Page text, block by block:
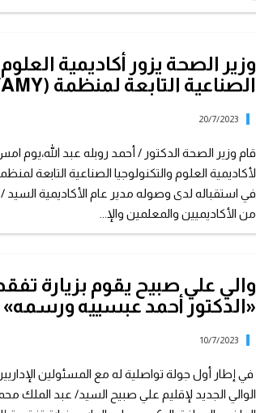
وزير الصحة يزور أكاديمية العلوم
الصناعية التابعة لمنظمة (WAMY) الدولية
20/7/2023
قام وزير الصحة الدكتور / أحمد روبله عبد الله،يوم امس
في استقباله لدى وصوله مدير عام الأكاديمية
من الأكاديميين والمعلمين والإ...
والي علي صبيح يقوم بزيارة
«الدكتور أحمد عبسييه ورسمه»
10/7/2023
في إطار أول جولة تواصلية له مع المسئولين
الوالي الجديد لإقليم علي صبيح السيد/ عبد الملك